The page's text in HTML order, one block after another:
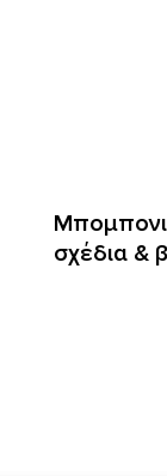
σχέδια &